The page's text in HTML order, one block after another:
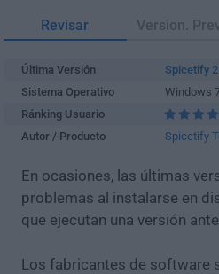
Revisar Version.
Última Versión
Spicetify
Sistema Operativo
Windows
Ránking Usuario
Autor / Producto
Spicetify
En ocasiones, las últimas
problemas al instalarse en
que ejecutan una versión
Los fabricantes de software